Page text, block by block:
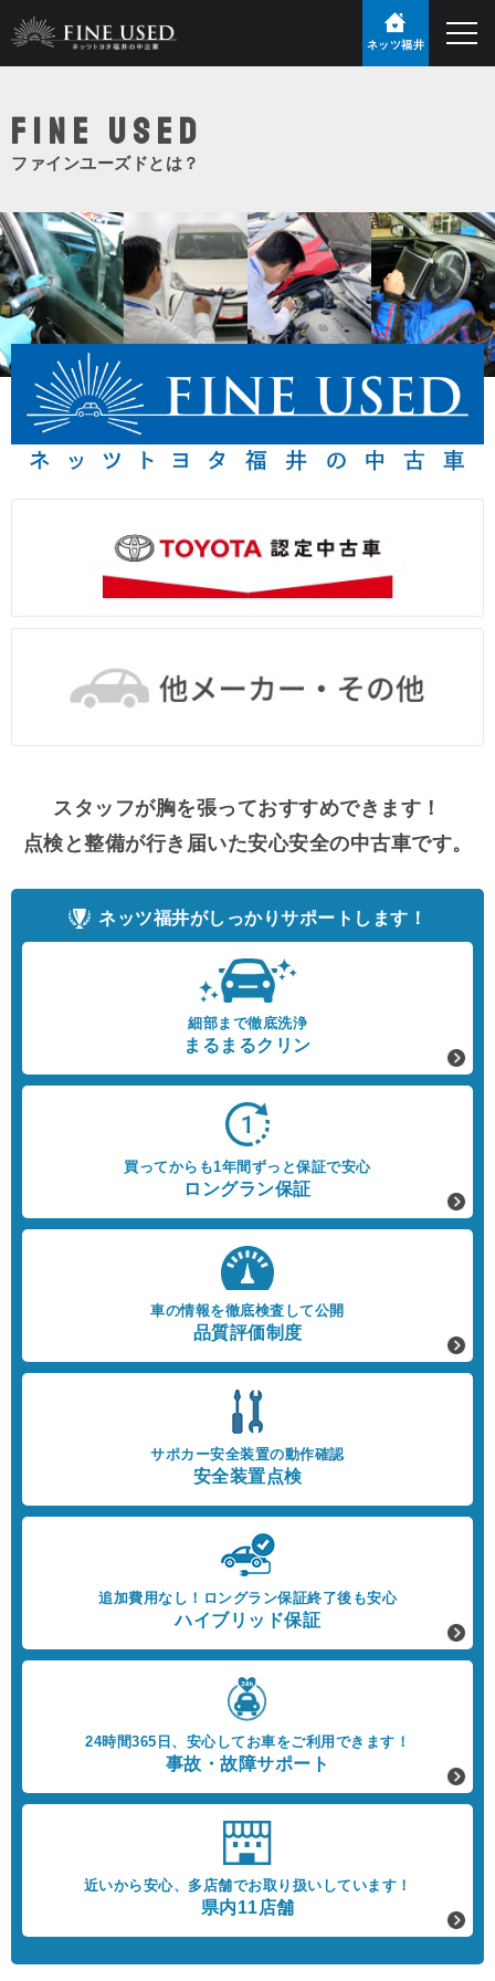
ネッツ福井
FINE USED
ファインユーズドとは？
スタッフが胸を張っておすすめできます！
点検と整備が行き届いた安心安全の中古車です。
ネッツ福井がしっかりサポートします！
細部まで徹底洗浄
まるまるクリン
買ってからも1年間ずっと保証で安心
ロングラン保証
車の情報を徹底検査して公開
品質評価制度
サポカー安全装置の動作確認
安全装置点検
追加費用なし！ ロングラン保証終了後も安心
ハイブリッド保証
24時間365日、 安心してお車をご利用できます！
事故・故障サポート
近いから安心、 多店舗でお取り扱いしています！
県内11店舗